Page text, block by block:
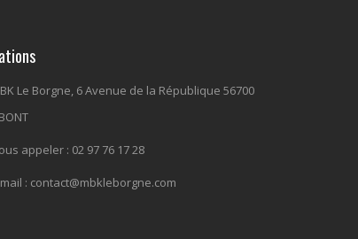
Le Borgne, 6 Avenue de la République 56700
appeler : 02 97 76 17 28
: contact@mbkleborgne.com